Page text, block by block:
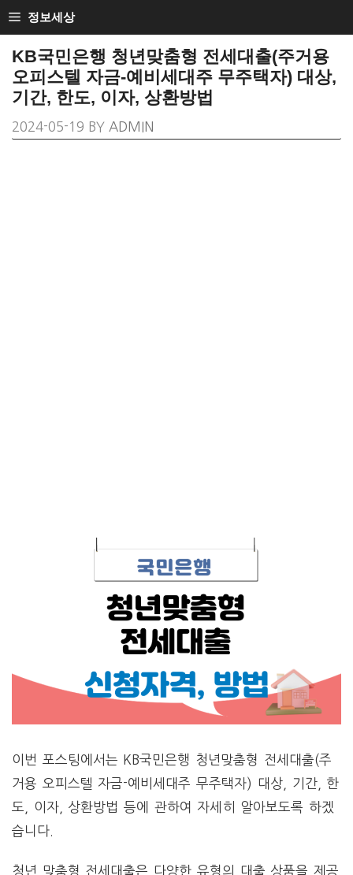
SKIP
TO
CONTENT
정보세상
KB국민은행 청년맞춤형 전세대출(주거용
오피스텔 자금-예비세대주 무주택자) 대상,
기간, 한도, 이자, 상환방법
2024-05-19 BY ADMIN
이번 포스팅에서는 KB국민은행 청년맞춤형 전세대출(주
거용 오피스텔 자금-예비세대주 무주택자) 대상, 기간, 한
도, 이자, 상환방법 등에 관하여 자세히 알아보도록 하겠
습니다.
청년 맞춤형 전세대출은 다양한 유형의 대출 상품을 제공